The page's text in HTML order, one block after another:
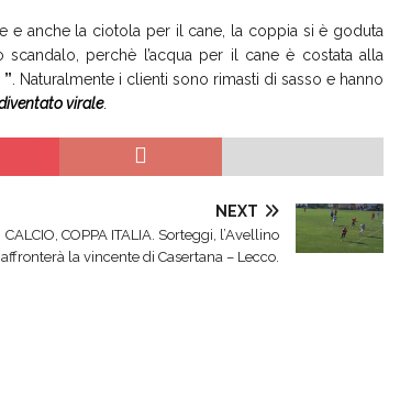
e anche la ciotola per il cane, la coppia si è goduta
perchè l’acqua per il cane è costata alla
. Naturalmente i clienti sono rimasti di sasso e hanno
virale.
NEXT
CALCIO, COPPA ITALIA. Sorteggi, l’Avellino
affronterà la vincente di Casertana – Lecco.